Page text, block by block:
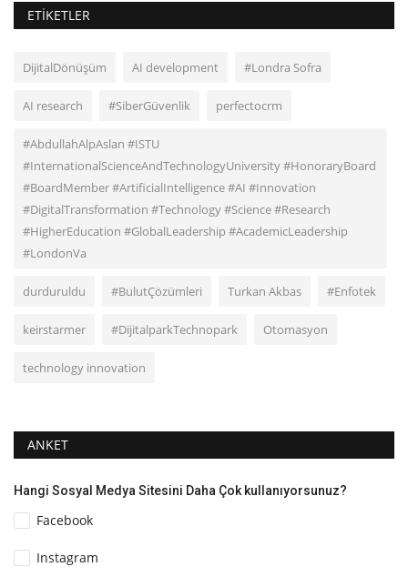
ETIKETLER
DijitalDönüşüm AI development #Londra Sofra
AI research #SiberGüvenlik perfectocrm
#AbdullahAlpAslan #ISTU
#InternationalScienceAndTechnologyUniversity #HonoraryBoard
#BoardMember #ArtificialIntelligence #AI #Innovation
#DigitalTransformation #Technology #Science #Research
#HigherEducation #GlobalLeadership #AcademicLeadership
#LondonVa
durduruldu #BulutÇözümleri Turkan Akbas #Enfotek
keirstarmer #DijitalparkTechnopark Otomasyon
technology innovation
ANKET
Hangi Sosyal Medya Sitesini Daha Çok kullanıyorsunuz?
Facebook
Instagram